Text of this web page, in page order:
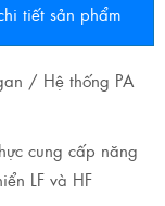
tiết sản phẩm
/ Hệ thống PA
cung cấp năng
LF và HF